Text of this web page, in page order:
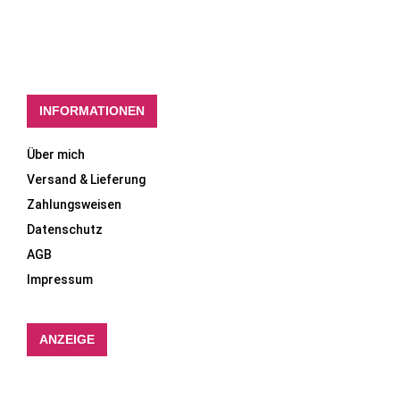
INFORMATIONEN
Über mich
Versand & Lieferung
Zahlungsweisen
Datenschutz
AGB
Impressum
ANZEIGE